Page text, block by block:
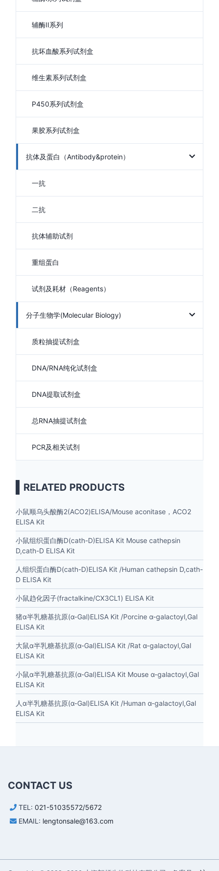
辅酶II系列
抗坏血酸系列试剂盒
维生素系列试剂盒
P450系列试剂盒
果胶系列试剂盒
抗体及蛋白（Antibody&protein）
一抗
二抗
抗体辅助试剂
重组蛋白
试剂及耗材（Reagents）
分子生物学(Molecular Biology)
质粒抽提试剂盒
DNA/RNA纯化试剂盒
DNA提取试剂盒
总RNA抽提试剂盒
PCR及相关试剂
RELATED PRODUCTS
小鼠顺乌头酸酶2(ACO2)ELISA/Mouse aconitase，ACO2
ELISA Kit
小鼠组织蛋白酶D(cath-D)ELISA Kit Mouse cathepsin
D,cath-D ELISA Kit
人组织蛋白酶D(cath-D)ELISA Kit /Human cathepsin D,cath-
D ELISA Kit
小鼠趋化因子(fractalkine/CX3CL1) ELISA Kit
猪α半乳糖基抗原(α-Gal)ELISA Kit /Porcine α-galactoyl,Gal
ELISA Kit
大鼠α半乳糖基抗原(α-Gal)ELISA Kit /Rat α-galactoyl,Gal
ELISA Kit
小鼠α半乳糖基抗原(α-Gal)ELISA Kit Mouse α-galactoyl,Gal
ELISA Kit
人α半乳糖基抗原(α-Gal)ELISA Kit /Human α-galactoyl,Gal
ELISA Kit
CONTACT US
TEL: 021-51035572/5672
EMAIL: lengtonsale@163.com